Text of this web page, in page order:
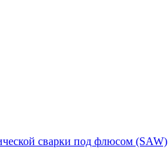
сварки под флюсом (SAW)